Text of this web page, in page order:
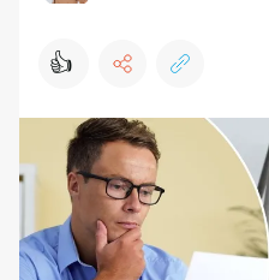
👍